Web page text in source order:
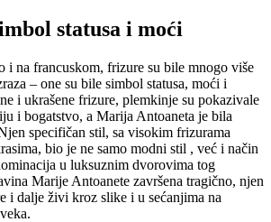
statusa i moći
i na francuskom, frizure su bile mnogo više
– one su bile simbol statusa, moći i
i ukrašene frizure, plemkinje su pokazivale
i bogatstvo, a Marija Antoaneta je bila
specifičan stil, sa visokim frizurama
bio je ne samo modni stil , već i način
u luksuznim dvorovima tog
Marije Antoanete završena tragično, njen
i dalje živi kroz slike i u sećanjima na